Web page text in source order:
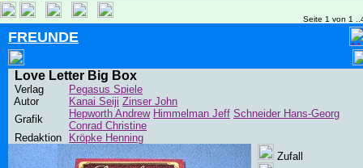
Seite 1 von 1
FREUNDE
Love Letter Big Box
Verlag
Pegasus Spiele
Autor
Kanai Seiji Zinser John
Grafik
Hepworth Andrew Himmelman Jeff Schneider Hans-Georg
Conrad Christine
Redaktion
Kröpke Henning
Zufall